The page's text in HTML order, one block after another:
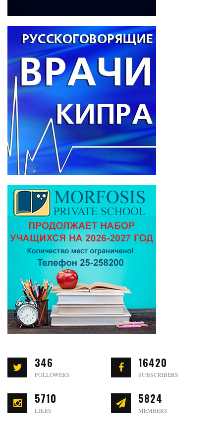
346
FOLLOWERS
16420
SUBSCRIBERS
5710
LIKES
5824
MEMBERS